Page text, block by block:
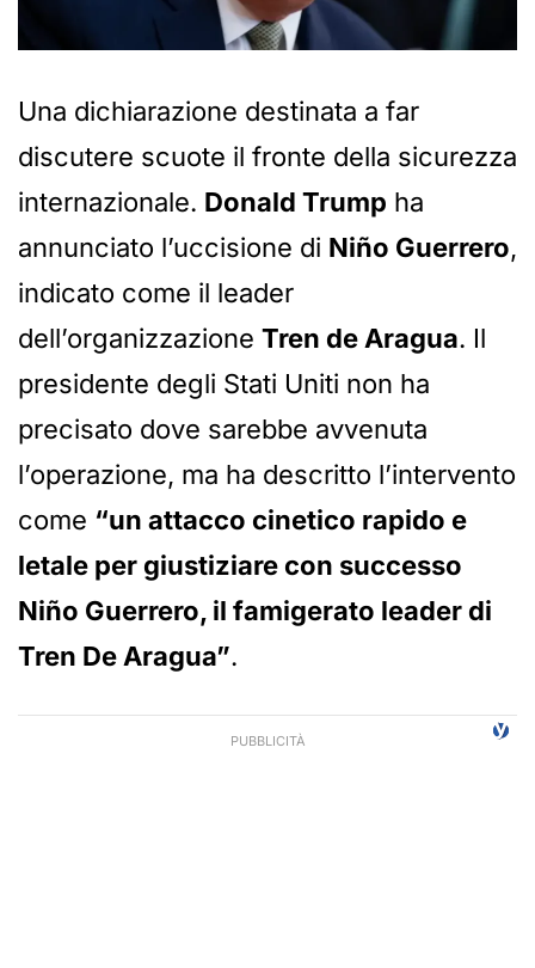
Una dichiarazione destinata a far
discutere scuote il fronte della sicurezza
internazionale. Donald Trump ha
annunciato l’uccisione di Niño Guerrero,
indicato come il leader
dell’organizzazione Tren de Aragua. Il
presidente degli Stati Uniti non ha
precisato dove sarebbe avvenuta
l’operazione, ma ha descritto l’intervento
come “un attacco cinetico rapido e
letale per giustiziare con successo
Niño Guerrero, il famigerato leader di
Tren De Aragua”.